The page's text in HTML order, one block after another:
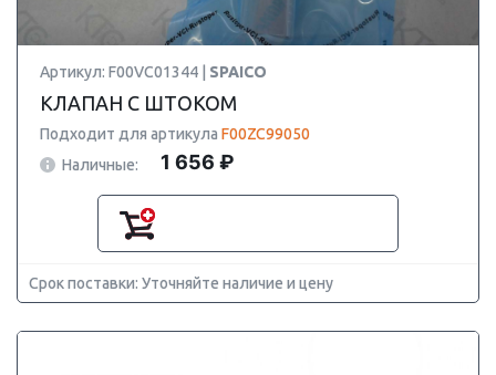
Артикул: F00VC01344 | SPAICO
КЛАПАН С ШТОКОМ
Подходит для артикула F00ZC99050
Наличные:
1 656 ₽
Срок поставки: Уточняйте наличие и цену